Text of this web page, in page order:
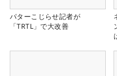
パターこじらせ記者が
「TRTL」で大改善